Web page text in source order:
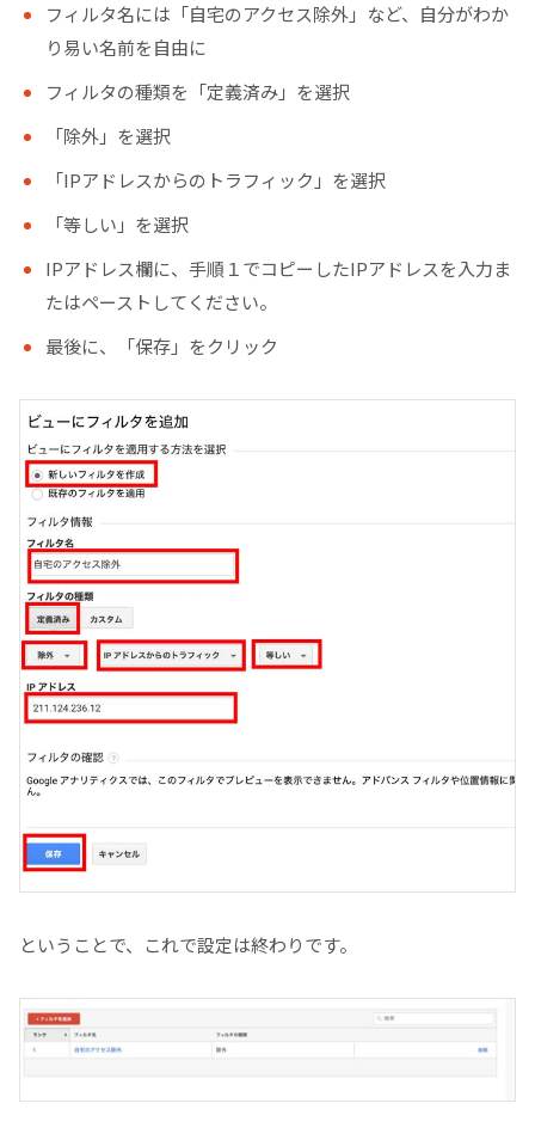
フィルタ名には「自宅のアクセス除外」など、自分がわか
り易い名前を自由に
フィルタの種類を「定義済み」を選択
「除外」を選択
「IPアドレスからのトラフィック」を選択
「等しい」を選択
IPアドレス欄に、手順１でコピーしたIPアドレスを入力ま
たはペーストしてください。
最後に、「保存」をクリック
ということで、これで設定は終わりです。